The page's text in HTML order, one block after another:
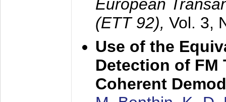
European
(ETT 92), Vol. 3,
Use of the
Detection of FM
Coherent